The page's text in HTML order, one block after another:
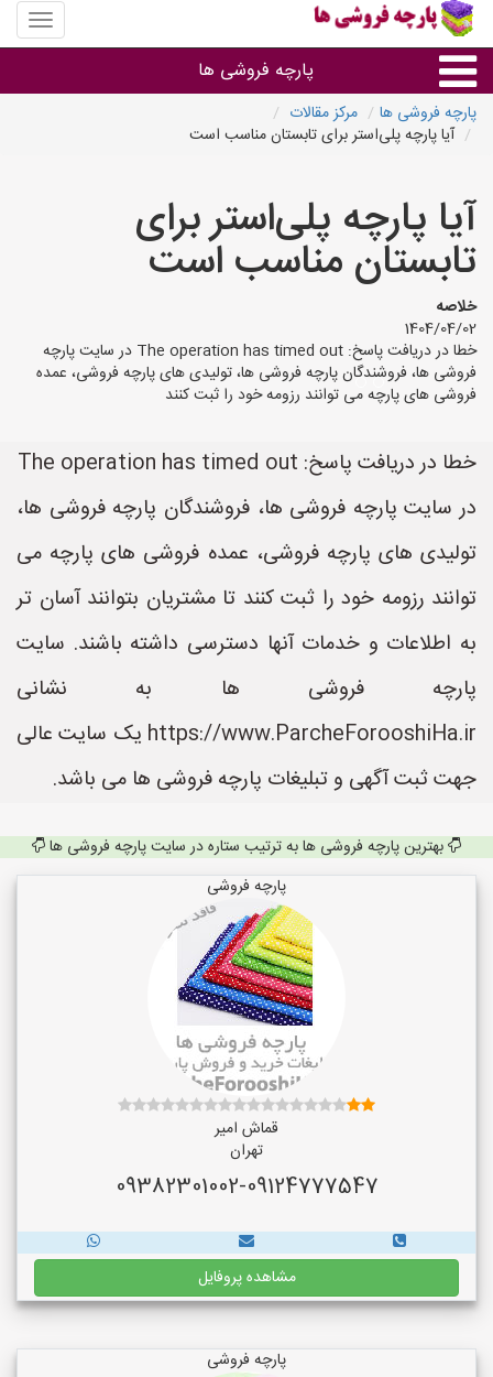
منوی
سایت
فروشی
پارچه فروشی ها
پارچه براساس جنس
پارچه براساس رنگ طرح و کاربرد
پارچه فروشی های هر شهر
پارچه فروشی ها
مرکز مقالات
آیا پارچه پلی‌استر برای تابستان مناسب است
آیا پارچه پلی‌استر برای
تابستان مناسب است
خلاصه
1404/04/02
خطا در دریافت پاسخ: The operation has timed out در سایت پارچه
فروشی ها، فروشندگان پارچه فروشی ها، تولیدی های پارچه فروشی، عمده
فروشی های پارچه می توانند رزومه خود را ثبت کنند
خطا در دریافت پاسخ: The operation has timed out
در سایت پارچه فروشی ها، فروشندگان پارچه فروشی ها،
تولیدی های پارچه فروشی، عمده فروشی های پارچه می
توانند رزومه خود را ثبت کنند تا مشتریان بتوانند آسان تر
به اطلاعات و خدمات آنها دسترسی داشته باشند. سایت
پارچه فروشی ها به نشانی
https://www.ParcheForooshiHa.ir یک سایت عالی
جهت ثبت آگهی و تبلیغات پارچه فروشی ها می باشد.
بهترین پارچه فروشی ها به ترتیب ستاره در سایت پارچه فروشی ها
پارچه فروشی
قماش امیر
تهران
09382301002-09124777547
مشاهده پروفایل
پارچه فروشی